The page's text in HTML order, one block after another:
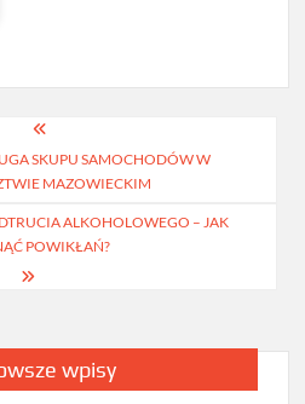
SKUPU SAMOCHODÓW W
MAZOWIECKIM
ALKOHOLOWEGO – JAK
POWIKŁAŃ?
wpisy